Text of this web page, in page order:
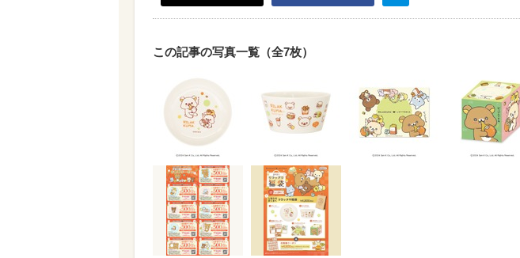
この記事の写真一覧（全7枚）